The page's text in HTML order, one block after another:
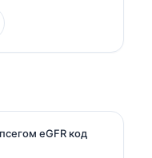
истраживању
Немачког
специјализован је за
eGFR код